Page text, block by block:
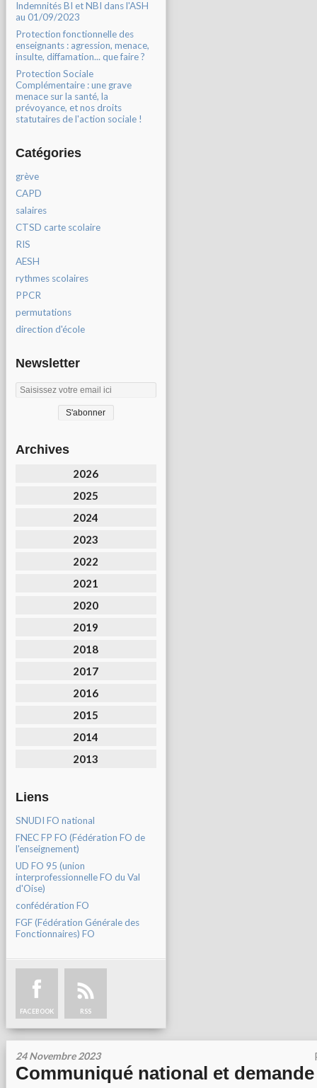
Indemnités BI et NBI dans l'ASH
au 01/09/2023
Protection fonctionnelle des
enseignants : agression, menace,
insulte, diffamation... que faire ?
Protection Sociale
Complémentaire : une grave
menace sur la santé, la
prévoyance, et nos droits
statutaires de l'action sociale !
Catégories
grève
CAPD
salaires
CTSD carte scolaire
RIS
AESH
rythmes scolaires
PPCR
permutations
direction d'école
Newsletter
Archives
2026
2025
2024
2023
2022
2021
2020
2019
2018
2017
2016
2015
2014
2013
Liens
SNUDI FO national
FNEC FP FO (Fédération FO de
l'enseignement)
UD FO 95 (union
interprofessionnelle FO du Val
d'Oise)
confédération FO
FGF (Fédération Générale des
Fonctionnaires) FO
FACEBOOK RSS
24 Novembre 2023
Communiqué national et